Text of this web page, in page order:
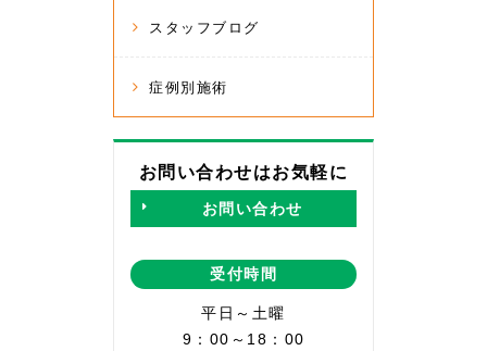
スタッフブログ
症例別施術
お問い合わせはお気軽に
お問い合わせ
受付時間
平日～土曜
9：00～18：00